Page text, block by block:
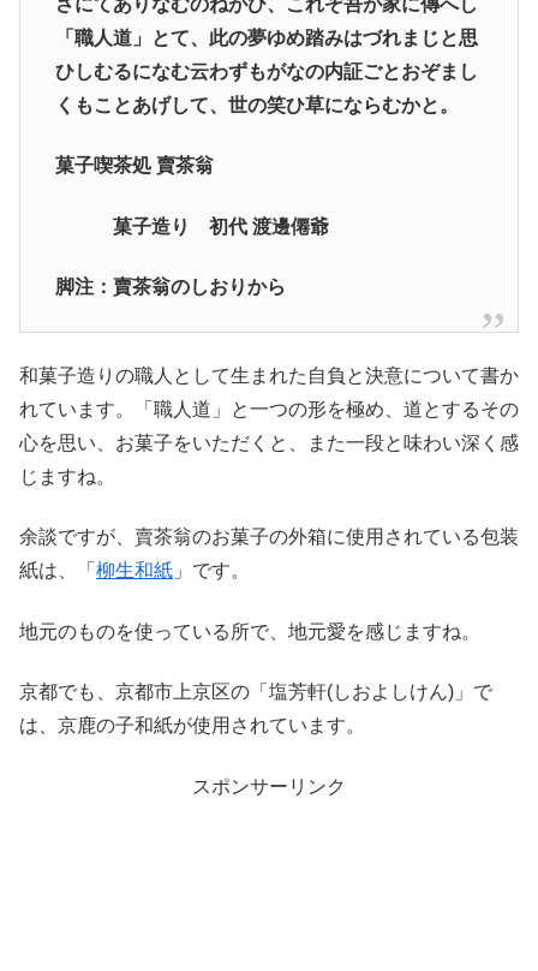
さにてありなむのねがひ、これぞ吾が家に傳へし
「職人道」とて、此の夢ゆめ踏みはづれまじと思
ひしむるになむ云わずもがなの内証ごとおぞまし
くもことあげして、世の笑ひ草にならむかと。
菓子喫茶処 賣茶翁
菓子造り 初代 渡邊僊爺
脚注：賣茶翁のしおりから
和菓子造りの職人として生まれた自負と決意について書か
れています。「職人道」と一つの形を極め、道とするその
心を思い、お菓子をいただくと、また一段と味わい深く感
じますね。
余談ですが、賣茶翁のお菓子の外箱に使用されている包装
紙は、「 柳生和紙 」です。
地元のものを使っている所で、地元愛を感じますね。
京都でも、京都市上京区の「塩芳軒(しおよしけん)」で
は、京鹿の子和紙が使用されています。
スポンサーリンク